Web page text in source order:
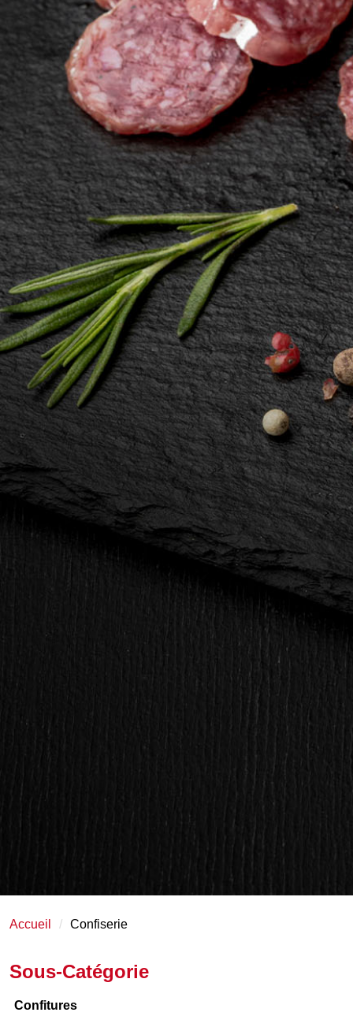
Accueil Confiserie
Sous-Catégorie
Confitures